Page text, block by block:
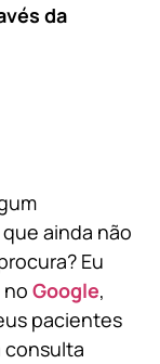
da
ainda não
Eu
Google,
pacientes
consulta